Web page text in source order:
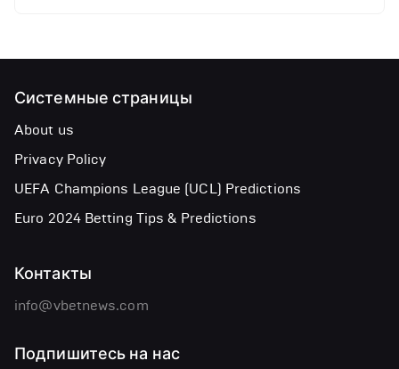
Системные страницы
About us
Privacy Policy
UEFA Champions League (UCL) Predictions
Euro 2024 Betting Tips & Predictions
Контакты
info@vbetnews.com
Подпишитесь на нас